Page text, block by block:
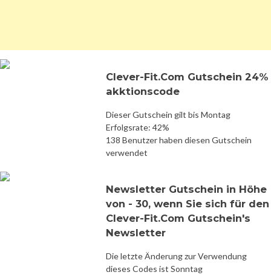
Clever-Fit.Com Gutschein 24%
akktionscode
Dieser Gutschein gilt bis Montag
Erfolgsrate: 42%
138 Benutzer haben diesen Gutschein
verwendet
Newsletter Gutschein in Höhe
von - 30, wenn Sie sich für den
Clever-Fit.Com Gutschein's
Newsletter
Die letzte Änderung zur Verwendung
dieses Codes ist Sonntag